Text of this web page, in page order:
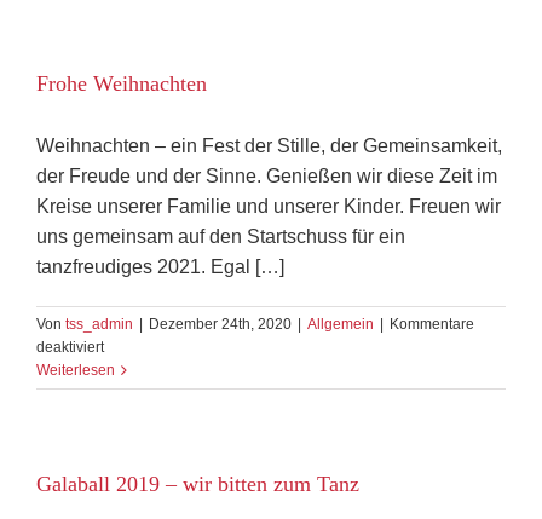
Frohe Weihnachten
Weihnachten – ein Fest der Stille, der Gemeinsamkeit,
der Freude und der Sinne. Genießen wir diese Zeit im
Kreise unserer Familie und unserer Kinder. Freuen wir
uns gemeinsam auf den Startschuss für ein
tanzfreudiges 2021. Egal […]
Von tss_admin Dezember 24th, 2020 Allgemein
Kommentare
deaktiviertfür
Frohe
Weihnachten
Weiterlesen
Galaball 2019 – wir bitten zum Tanz